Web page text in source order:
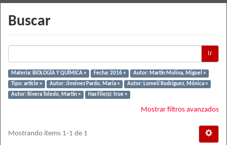
Buscar
Ir
Materia: BIOLOGÍA Y QUÍMICA × Fecha: 2016 ×
Autor: Martín Molina, Miguel ×
Tipo: article ×
Autor: Jiménez Pardo, María ×
Autor: Lomelí Rodríguez, Mónica ×
Autor: Rivera Toledo, Martín ×
Has File(s): true ×
Mostrar filtros avanzados
Mostrando ítems 1-1 de 1